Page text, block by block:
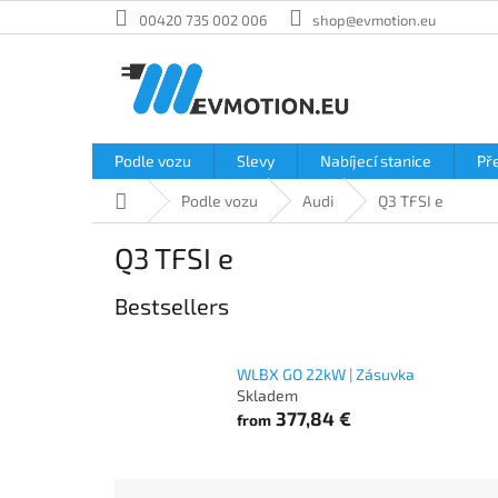
to
00420 735 002 006 shop@evmotion.eu
Podle vozu Slevy Nabíjecí stanice
Home Podle vozu Audi Q3 TFSI e
Q3 TFSI e
Bestsellers
WLBX GO 22kW | Zásuvka
Skladem
from 377,84 €